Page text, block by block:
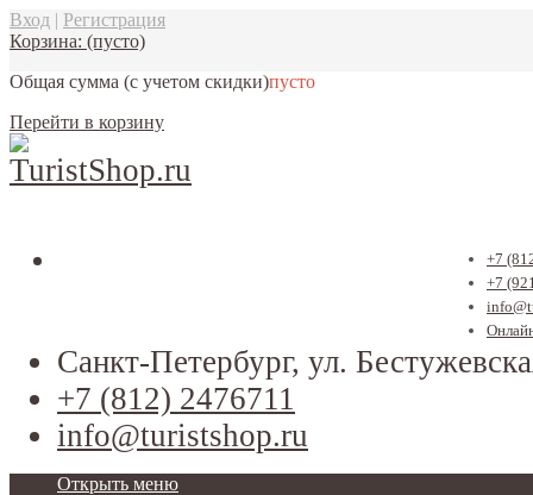
Вход | Регистрация
Корзина: (пусто)
Общая сумма (с учетом скидки)пусто
Перейти в корзину
+7
+7
Санкт-Петербург, ул.
+7 (812) 2476711
info@turistshop.ru
Открыть меню